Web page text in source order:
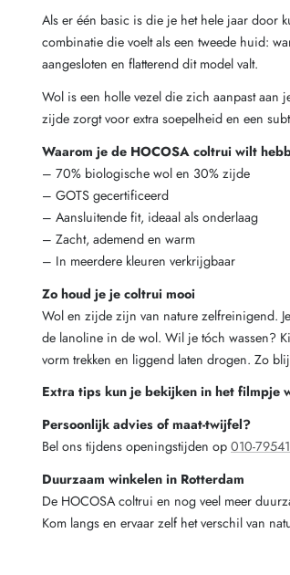
Als er één basic is die je het hele jaar door
combinatie die voelt als een tweede huid:
aangesloten en flatterend dit model valt.
Wol is een holle vezel die zich aanpast aan
zijde zorgt voor extra soepelheid en een
Waarom je de HOCOSA coltrui wilt
– 70% biologische wol en 30% zijde
– GOTS gecertificeerd
– Aansluitende fit, ideaal als onderlaag
– Zacht, ademend en warm
– In meerdere kleuren verkrijgbaar
Zo houd je je coltrui mooi
Wol en zijde zijn van nature zelfreinigend.
de lanoline in de wol. Wil je tóch wassen?
vorm trekken en liggend laten drogen. Zo
Extra tips kun je bekijken in het filmpje
Persoonlijk advies of maat-twijfel?
Bel ons tijdens openingstijden op 010-
Duurzaam winkelen in Rotterdam
De HOCOSA coltrui en nog veel meer
Kom langs en ervaar zelf het verschil van